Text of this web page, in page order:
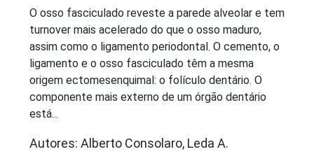
O osso fasciculado reveste a parede alveolar e tem
turnover mais acelerado do que o osso maduro,
assim como o ligamento periodontal. O cemento, o
ligamento e o osso fasciculado têm a mesma
origem ectomesenquimal: o folículo dentário. O
componente mais externo de um órgão dentário
está...
Autores: Alberto Consolaro, Leda A.